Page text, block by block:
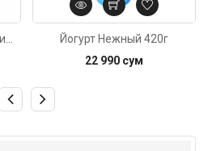
Йогурт Нежный 420г
22 990 сум